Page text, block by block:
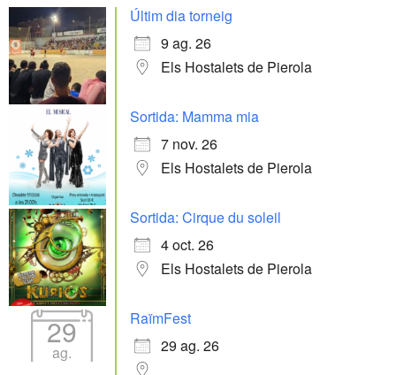
Últim dia torneig
9 ag. 26
Els Hostalets de Pierola
Sortida: Mamma mia
7 nov. 26
Els Hostalets de Pierola
Sortida: Cirque du soleil
4 oct. 26
Els Hostalets de Pierola
29
ag.
RaïmFest
29 ag. 26